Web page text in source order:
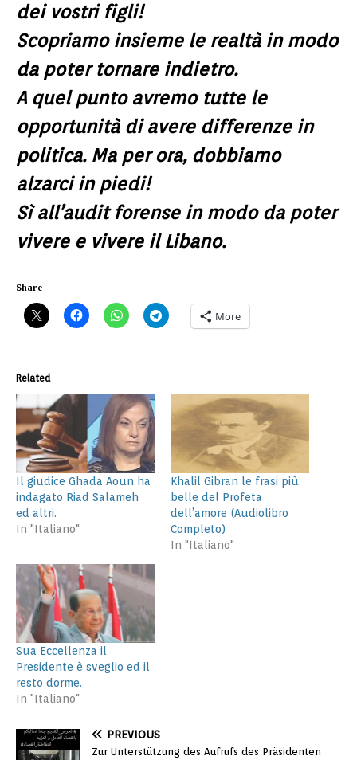
dei vostri figli!
Scopriamo insieme le realtà in modo
da poter tornare indietro.
A quel punto avremo tutte le
opportunità di avere differenze in
politica. Ma per ora, dobbiamo
alzarci in piedi!
Sì all’audit forense in modo da poter
vivere e vivere il Libano.
Share
More
Related
Il giudice Ghada Aoun ha
indagato Riad Salameh
ed altri.
In "Italiano"
Khalil Gibran le frasi più
belle del Profeta
dell’amore (Audiolibro
Completo)
In "Italiano"
Sua Eccellenza il
Presidente è sveglio ed il
resto dorme.
In "Italiano"
PREVIOUS
Zur Unterstützung des Aufrufs des Präsidenten